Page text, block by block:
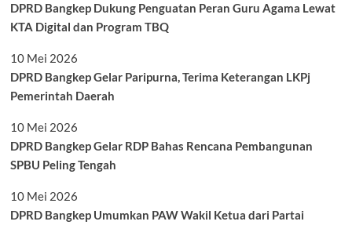
DPRD Bangkep Dukung Penguatan Peran Guru Agama Lewat
KTA Digital dan Program TBQ
10 Mei 2026
DPRD Bangkep Gelar Paripurna, Terima Keterangan LKPj
Pemerintah Daerah
10 Mei 2026
DPRD Bangkep Gelar RDP Bahas Rencana Pembangunan
SPBU Peling Tengah
10 Mei 2026
DPRD Bangkep Umumkan PAW Wakil Ketua dari Partai